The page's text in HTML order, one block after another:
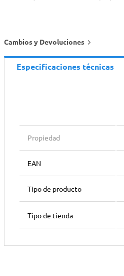
Cambios y Devoluciones
Especificaciones técnicas
Propiedad
EAN
Tipo de producto
Tipo de tienda